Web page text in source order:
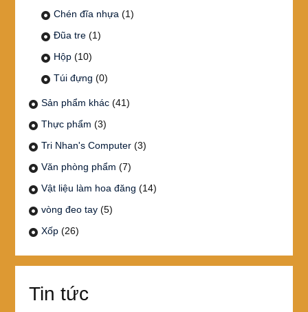
Chén đĩa nhựa (1)
Đũa tre (1)
Hộp (10)
Túi đựng (0)
Sản phẩm khác (41)
Thực phẩm (3)
Tri Nhan's Computer (3)
Văn phòng phẩm (7)
Vật liệu làm hoa đăng (14)
vòng đeo tay (5)
Xốp (26)
Tin tức